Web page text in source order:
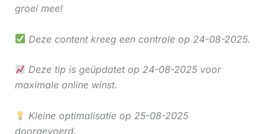
groei mee!
Deze content kreeg een controle op 24-08-2025.
Deze tip is geüpdatet op 24-08-2025 voor
maximale online winst.
Kleine optimalisatie op 25-08-2025
doorgevoerd.